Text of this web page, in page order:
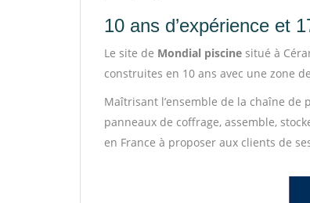
10 ans d’expérience et
Le site de Mondial piscine situé à
construites en 10 ans avec une zone
Maîtrisant l’ensemble de la chaîne de
panneaux de coffrage, assemble,
en France à proposer aux clients de